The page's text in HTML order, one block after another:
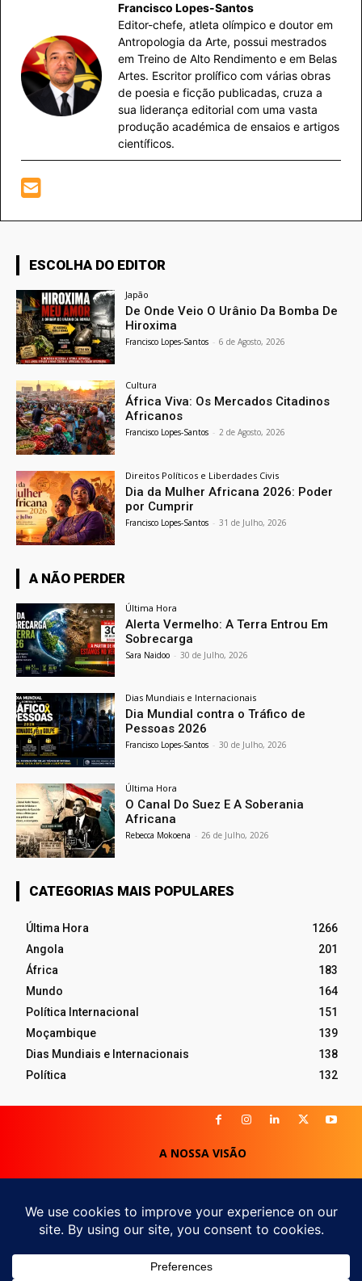
Francisco Lopes-Santos
Editor-chefe, atleta olímpico e doutor em
Antropologia da Arte, possui mestrados
em Treino de Alto Rendimento e em Belas
Artes. Escritor prolífico com várias obras
de poesia e ficção publicadas, cruza a
sua liderança editorial com uma vasta
produção académica de ensaios e artigos
científicos.
ESCOLHA DO EDITOR
Japão
De Onde Veio O Urânio Da Bomba De
Hiroxima
Francisco Lopes-Santos - 6 de Agosto, 2026
Cultura
África Viva: Os Mercados Citadinos
Africanos
Francisco Lopes-Santos - 2 de Agosto, 2026
Direitos Políticos e Liberdades Civis
Dia da Mulher Africana 2026: Poder
por Cumprir
Francisco Lopes-Santos - 31 de Julho, 2026
A NÃO PERDER
Última Hora
Alerta Vermelho: A Terra Entrou Em
Sobrecarga
Sara Naidoo - 30 de Julho, 2026
Dias Mundiais e Internacionais
Dia Mundial contra o Tráfico de
Pessoas 2026
Francisco Lopes-Santos - 30 de Julho, 2026
Última Hora
O Canal Do Suez E A Soberania
Africana
Rebecca Mokoena - 26 de Julho, 2026
CATEGORIAS MAIS POPULARES
Última Hora
1266
Angola
201
África
183
Mundo
164
Política Internacional
151
Moçambique
139
Dias Mundiais e Internacionais
138
Política
132
A NOSSA VISÃO
POLITICA DE COOKIES
TERMOS DE USO